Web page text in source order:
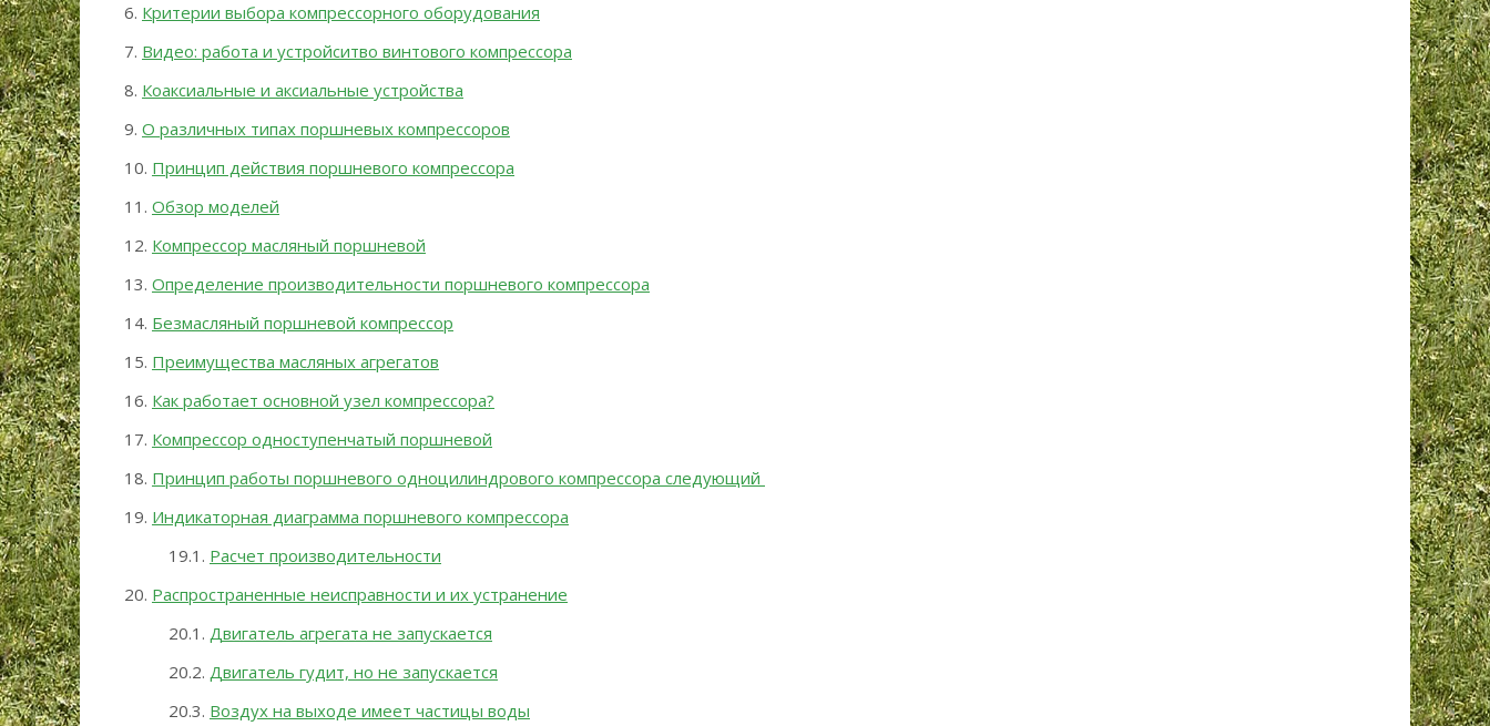
Критерии выбора компрессорного оборудования
Видео: работа и устройситво винтового компрессора
Коаксиальные и аксиальные устройства
О различных типах поршневых компрессоров
Принцип действия поршневого компрессора
Обзор моделей
Компрессор масляный поршневой
Определение производительности поршневого компрессора
Безмасляный поршневой компрессор
Преимущества масляных агрегатов
Как работает основной узел компрессора?
Компрессор одноступенчатый поршневой
Принцип работы поршневого одноцилиндрового компрессора следующий
Индикаторная диаграмма поршневого компрессора
Расчет производительности
Распространенные неисправности и их устранение
Двигатель агрегата не запускается
Двигатель гудит, но не запускается
Воздух на выходе имеет частицы воды